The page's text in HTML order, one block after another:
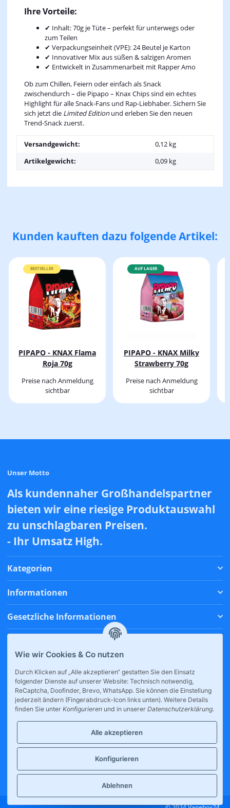
Ihre Vorteile:
✔ Inhalt: 70g je Tüte – perfekt für unterwegs oder
zum Teilen
✔ Verpackungseinheit (VPE): 24 Beutel je Karton
✔ Innovativer Mix aus süßen & salzigen Aromen
✔ Entwickelt in Zusammenarbeit mit Rapper Amo
Ob zum Chillen, Feiern oder einfach als Snack
zwischendurch – die Pipapo – Knax Chips sind ein echtes
Highlight für alle Snack-Fans und Rap-Liebhaber. Sichern Sie
sich jetzt die Limited Editionund erleben Sie den neuen
Trend-Snack zuerst.
Versandgewicht:
0,12 kg
Artikelgewicht:
0,09 kg
Kunden kauften dazu folgende Artikel:
BESTSELLER
PIPAPO - KNAX Flama
Roja 70g
Preise nach Anmeldung
sichtbar
AUF LAGER
PIPAPO - KNAX Milky
Strawberry 70g
Preise nach Anmeldung
sichtbar
Unser Motto
Als kundennaher Großhandelspartner
bieten wir eine riesige Produktauswahl
zu unschlagbaren Preisen.
- Ihr Umsatz High.
Kategorien
Informationen
Gesetzliche Informationen
* Alle Preise inkl. gesetzlicher USt., zzgl.Versand
Großhandel für E-Zigaretten, internationale Snacks & Drinks.
Tankstellen, Kioske und Supermärkte profitieren von unserer breiten
Produktpalette. © Alle Rechte vorbehalten.
Wie wir Cookies & Co nutzen
Durch Klicken auf „Alle akzeptieren“ gestatten Sie den Einsatz
folgender Dienste auf unserer Website: Technisch notwendig,
ReCaptcha, Doofinder, Brevo, WhatsApp. Sie können die Einstellung
jederzeit ändern (Fingerabdruck-Icon links unten). Weitere Details
finden Sie unter Konfigurieren und in unserer Datenschutzerklärung.
Alle akzeptieren
Konfigurieren
Ablehnen